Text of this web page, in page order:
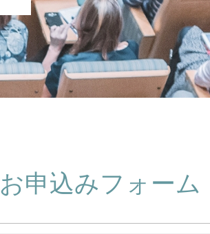
お申込みフォーム